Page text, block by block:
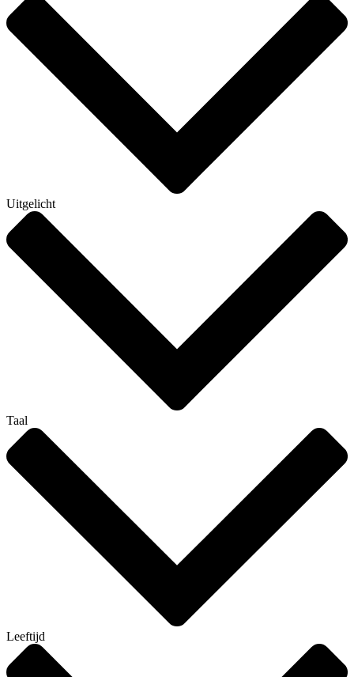
Uitgelicht
Taal
Leeftijd